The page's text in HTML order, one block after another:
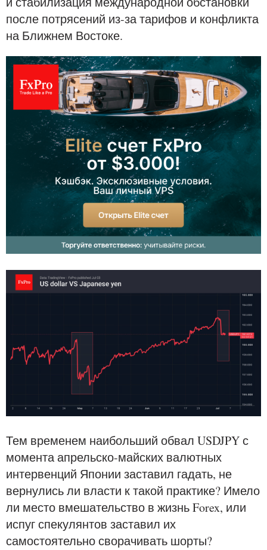
после потрясений из-за тарифов и конфликта
на Ближнем Востоке.
Тем временем наибольший обвал USDJPY с
момента апрельско-майских валютных
интервенций Японии заставил гадать, не
вернулись ли власти к такой практике? Имело
ли место вмешательство в жизнь Forex, или
испуг спекулянтов заставил их
самостоятельно сворачивать шорты?